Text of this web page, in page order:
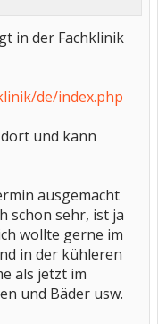
in der Fachklinik
de/index.php
und kann
ausgemacht
schon sehr, ist ja
wollte gerne im
in der kühleren
als jetzt im
und Bäder usw.